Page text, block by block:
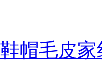
鞋帽毛皮家